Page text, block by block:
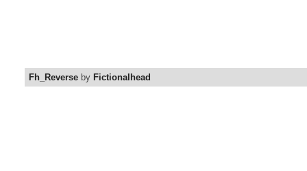
Fh_Reverse by Fictionalhead